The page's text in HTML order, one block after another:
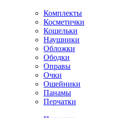
Комплекты
Косметички
Кошельки
Наушники
Обложки
Ободки
Оправы
Очки
Ошейники
Панамы
Перчатки